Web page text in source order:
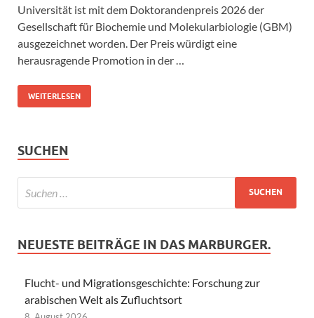
Universität ist mit dem Doktorandenpreis 2026 der
Gesellschaft für Biochemie und Molekularbiologie (GBM)
ausgezeichnet worden. Der Preis würdigt eine
herausragende Promotion in der …
WEITERLESEN
SUCHEN
NEUESTE BEITRÄGE IN DAS MARBURGER.
Flucht- und Migrationsgeschichte: Forschung zur
arabischen Welt als Zufluchtsort